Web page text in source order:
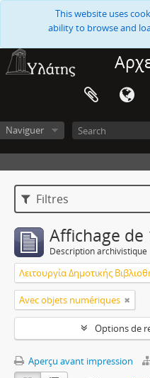
This website uses
ability to browse and
Naviguer
Filtres
Affichage de
Description archivistique
Avec objets numériques
Options de
Aperçu avant impression